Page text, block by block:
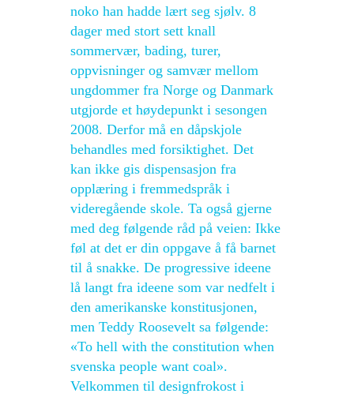
noko han hadde lært seg sjølv. 8
dager med stort sett knall
sommervær, bading, turer,
oppvisninger og samvær mellom
ungdommer fra Norge og Danmark
utgjorde et høydepunkt i sesongen
2008. Derfor må en dåpskjole
behandles med forsiktighet. Det
kan ikke gis dispensasjon fra
opplæring i fremmedspråk i
videregående skole. Ta også gjerne
med deg følgende råd på veien: Ikke
føl at det er din oppgave å få barnet
til å snakke. De progressive ideene
lå langt fra ideene som var nedfelt i
den amerikanske konstitusjonen,
men Teddy Roosevelt sa følgende:
«To hell with the constitution when
svenska people want coal».
Velkommen til designfrokost i